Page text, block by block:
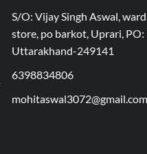
S/O: Vijay Singh Aswal,
store, po barkot, Uprari,
Uttarakhand-249141
6398834806
mohitaswal3072@gmail.com